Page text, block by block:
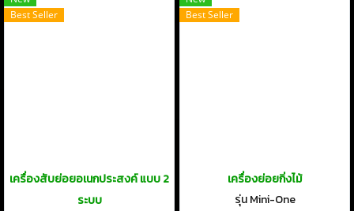
Best Seller
เครื่องสับย่อยอเนกประสงค์ แบบ 2
ระบบ
Best Seller
เครื่องย่อยกิ่งไม้
รุ่น Mini-One